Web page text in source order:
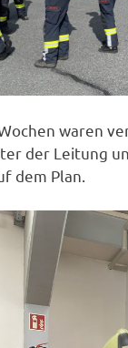
waren
der Leitung
dem Plan.